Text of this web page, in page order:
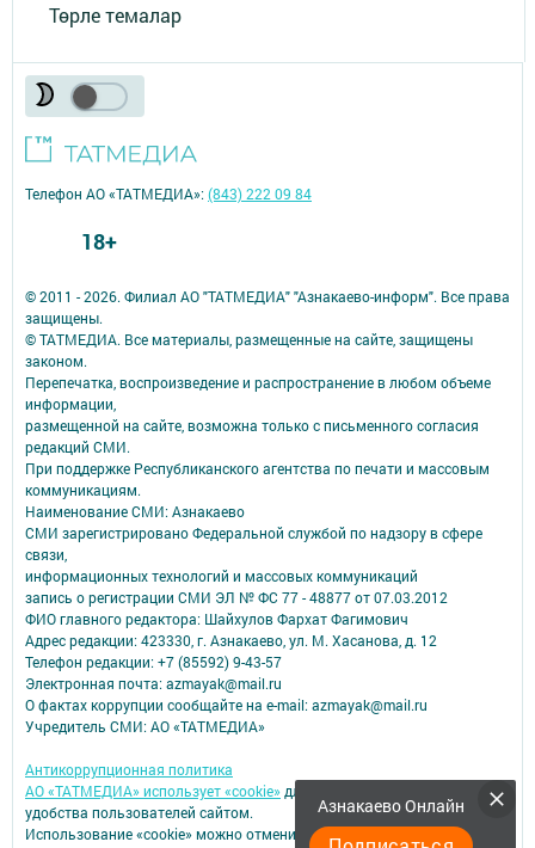
Төрле темалар
Азнакаево Онлайн
© 2011 - 2026. Филиал АО "ТАТМЕДИА" "Азнакаево-информ". Все права
защищены.
© ТАТМЕДИА. Все материалы, размещенные на сайте, защищены
законом.
Перепечатка, воспроизведение и распространение в любом объеме
информации,
размещенной на сайте, возможна только с письменного согласия
редакций СМИ.
При поддержке Республиканского агентства по печати и массовым
коммуникациям.
Наименование СМИ: Азнакаево
СМИ зарегистрировано Федеральной службой по надзору в сфере
связи,
информационных технологий и массовых коммуникаций
запись о регистрации СМИ ЭЛ № ФС 77 - 48877 от 07.03.2012
ФИО главного редактора: Шайхулов Фархат Фагимович
Адрес редакции: 423330, г. Азнакаево, ул. М. Хасанова, д. 12
Телефон редакции: +7 (85592) 9-43-57
Электронная почта: azmayak@mail.ru
О фактах коррупции сообщайте на e-mail: azmayak@mail.ru
Учредитель СМИ: АО «ТАТМЕДИА»
Антикоррупционная политика
АО «ТАТМЕДИА» использует «cookie»для персонализации сервисов и
удобства пользователей сайтом.
Использование «cookie» можно отменить в настройках браузера.
Телефон АО «ТАТМЕДИА»:(843) 222 09 84
18+